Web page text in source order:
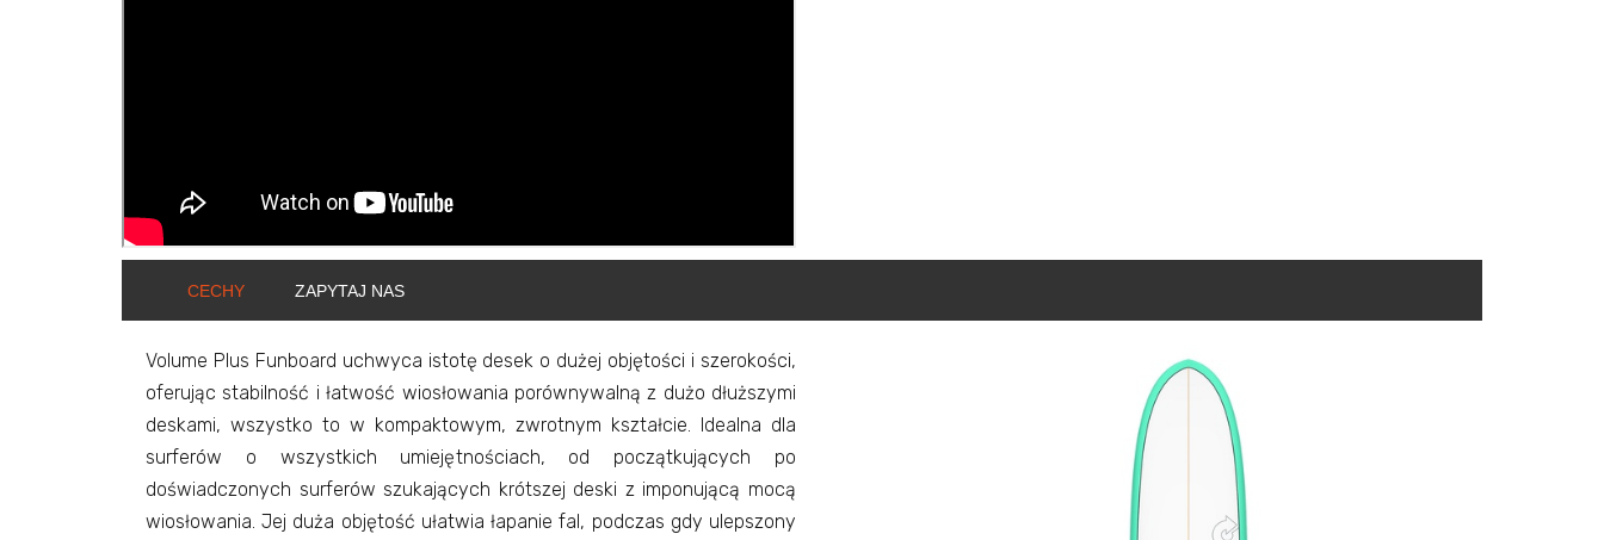
CECHY ZAPYTAJ NAS
Volume Plus Funboard uchwyca istotę desek o dużej objętości i szerokości,
oferując stabilność i łatwość wiosłowania porównywalną z dużo dłuższymi
deskami, wszystko to w kompaktowym, zwrotnym kształcie. Idealna dla
surferów o wszystkich umiejętnościach, od początkujących po
doświadczonych surferów szukających krótszej deski z imponującą mocą
wiosłowania. Jej duża objętość ułatwia łapanie fal, podczas gdy ulepszony